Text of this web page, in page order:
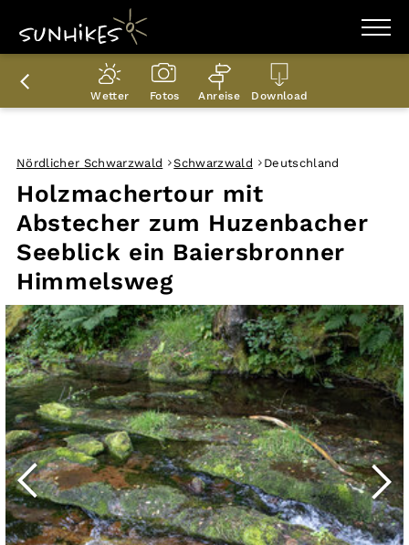
WANDERZIELE
WANDERUNGEN
ENTDECKEN
PLANER
Wetter Fotos Anreise Download
Holzmachertour mit
Abstecher zum Huzenbacher
Seeblick ein Baiersbronner
Himmelsweg
Nördlicher Schwarzwald Schwarzwald Deutschland